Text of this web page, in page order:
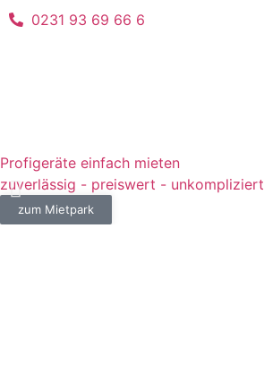
0231 93 69 66 6
Profigeräte einfach mieten
zuverlässig - preiswert - unkompliziert
zum Mietpark